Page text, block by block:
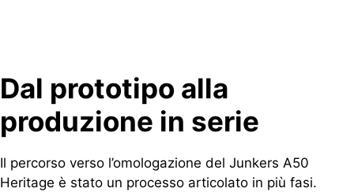
Dal prototipo alla
produzione in serie
Il percorso verso l’omologazione del Junkers A50
Heritage è stato un processo articolato in più fasi.